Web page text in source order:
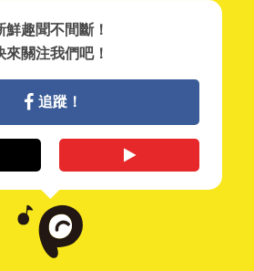
鮮趣聞不間斷！
來關注我們吧！
追蹤！